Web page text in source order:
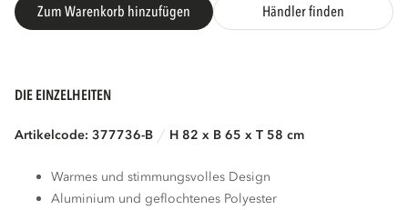
Zum Warenkorb hinzufügen Händler finden
DIE EINZELHEITEN
Artikelcode: 377736-B H 82 x B 65 x T 58 cm
Warmes und stimmungsvolles Design
Aluminium und geflochtenes Polyester